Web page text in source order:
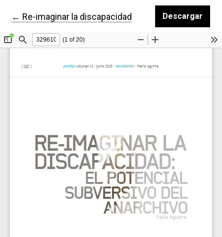
← Volver a los detalles del artículo
Re-imaginar la discapacidad Descargar